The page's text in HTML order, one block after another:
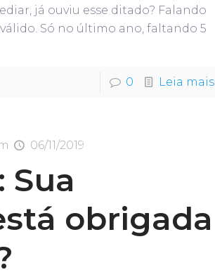
já ouviu esse ditado? Falando
Só no último ano, faltando 5
0 Leia mais
06/11/2019
Sua
obrigada